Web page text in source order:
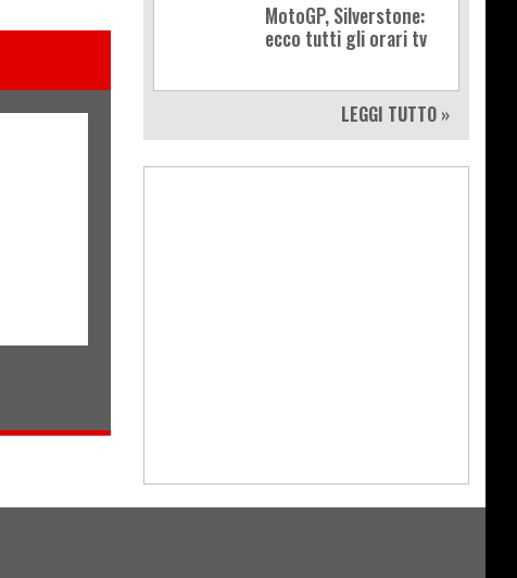
MotoGP, Silverstone:
ecco tutti gli orari tv
LEGGI TUTTO »